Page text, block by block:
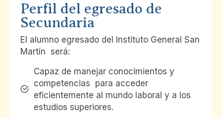
Perfil del egresado de
Secundaria
El alumno egresado del Instituto General San
Martín será:
Capaz de manejar conocimientos y
competencias para acceder
eficientemente al mundo laboral y a los
estudios superiores.